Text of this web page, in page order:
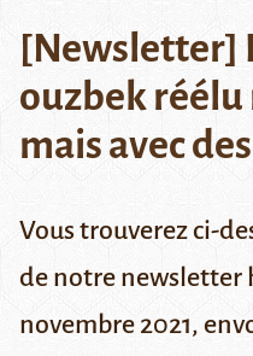
[Newsletter]
ouzbek
mais avec
Vous trouverez ci-
de notre newsletter
novembre 2021,